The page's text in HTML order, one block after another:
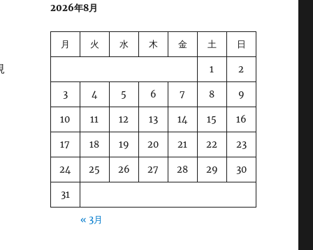
2026年8月
月 火 水 木 金 土 日
1 2
3 4 5 6 7 8 9
10 11 12 13 14 15 16
17 18 19 20 21 22 23
24 25 26 27 28 29 30
31
« 3月